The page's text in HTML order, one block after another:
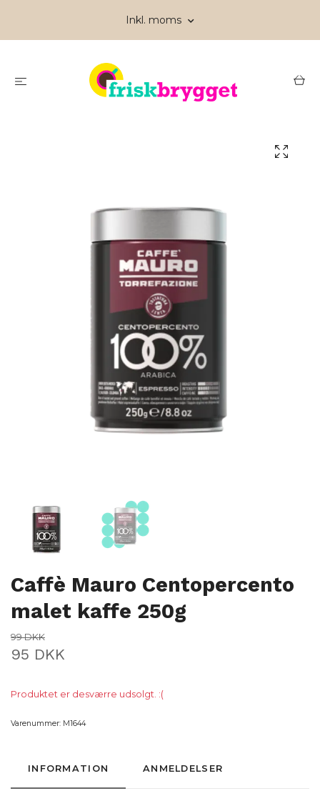
Inkl. moms
Caffè Mauro Centopercento
malet kaffe 250g
99 DKK
95 DKK
Produktet er desværre udsolgt. :(
Varenummer: M1644
INFORMATION ANMELDELSER